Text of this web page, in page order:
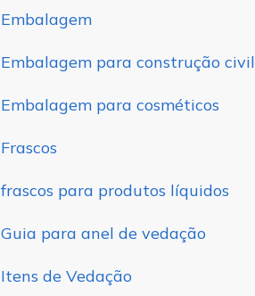
Embalagem
Embalagem para construção civil
Embalagem para cosméticos
Frascos
frascos para produtos líquidos
Guia para anel de vedação
Itens de Vedação